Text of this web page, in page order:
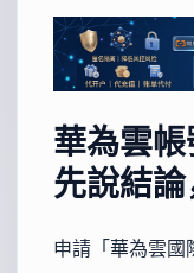
華為雲
先說結
申請「華為雲國